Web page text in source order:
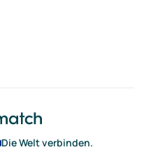
Die Welt verbinden.